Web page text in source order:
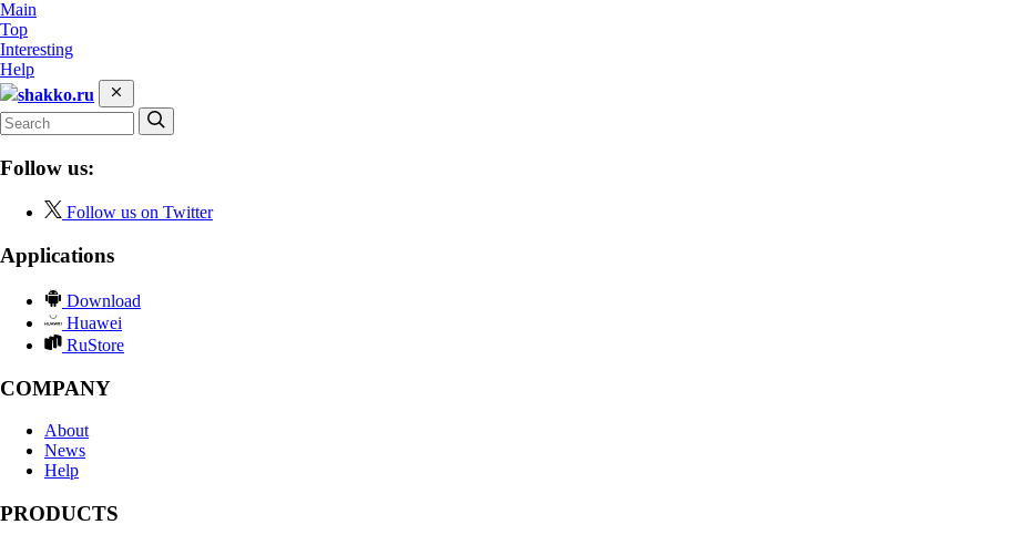
Main
Top
Interesting
Help
shakko.ru
Follow us:
Follow us on Twitter
Applications
Download
Huawei
RuStore
COMPANY
About
News
Help
PRODUCTS